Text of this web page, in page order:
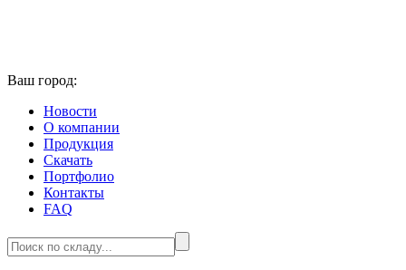
Ваш город:
Новости
О компании
Продукция
Скачать
Портфолио
Контакты
FAQ